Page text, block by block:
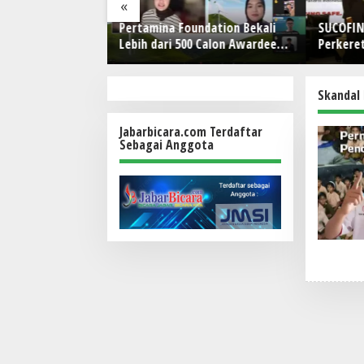
«
SUCOFINDO Perkuat Ekosistem
Perkeretaapian Nasional di
RailwayTech Indonesia 2026
City
Jabarbicara.com Terdaftar
Sebagai Anggota
Skandal